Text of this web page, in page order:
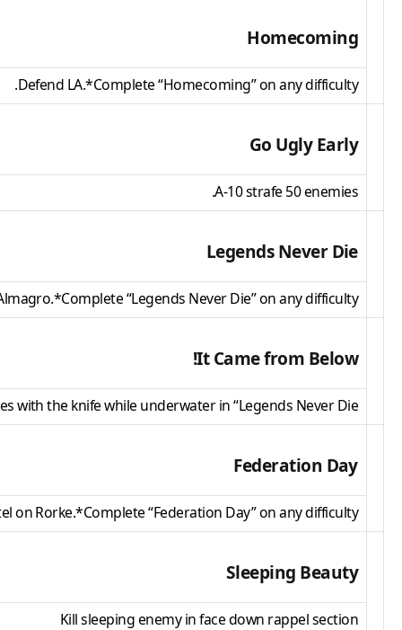
Homecoming
Defend LA.*Complete “Homecoming” on any difficulty.
Go Ugly Early
A-10 strafe 50 enemies.
Legends Never Die
“Legends Never Die” on any difficulty.
It Came from Below!
with the knife while underwater in “Legends Never Die”.
Federation Day
on Rorke.*Complete “Federation Day” on any difficulty.
Sleeping Beauty
Kill sleeping enemy in face down rappel section